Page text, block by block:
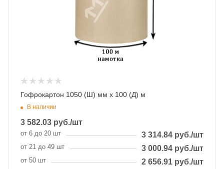
Гофрокартон 1050 (Ш) мм x 100 (Д) м
В наличии
3 582.03 руб./шт
от 6 до 20 шт 3 314.84 руб./шт
от 21 до 49 шт 3 000.94 руб./шт
от 50 шт 2 656.91 руб./шт